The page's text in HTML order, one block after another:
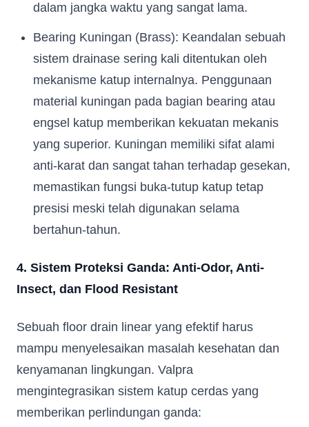
Fill in your data to download our E
Catalogue from BDA
close
Full Name*
Whatsapp Number
Occupation*
Submit
dalam jangka waktu yang sangat lama.
Bearing Kuningan (Brass): Keandalan sebuah
sistem drainase sering kali ditentukan oleh
mekanisme katup internalnya. Penggunaan
material kuningan pada bagian bearing atau
engsel katup memberikan kekuatan mekanis
yang superior. Kuningan memiliki sifat alami
anti-karat dan sangat tahan terhadap gesekan,
memastikan fungsi buka-tutup katup tetap
presisi meski telah digunakan selama
bertahun-tahun.
4. Sistem Proteksi Ganda: Anti-Odor, Anti-
Insect, dan Flood Resistant
Sebuah floor drain linear yang efektif harus
mampu menyelesaikan masalah kesehatan dan
kenyamanan lingkungan. Valpra
mengintegrasikan sistem katup cerdas yang
memberikan perlindungan ganda: